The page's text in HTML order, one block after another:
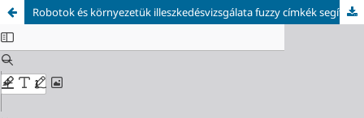
Robotok és környezetük illeszkedésvizsgálata fuzzy címkék segítségével